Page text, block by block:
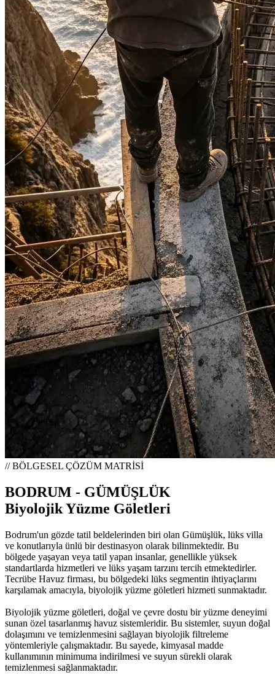
// BÖLGESEL ÇÖZÜM MATRİSİ
BODRUM - GÜMÜŞLÜK
Biyolojik Yüzme Göletleri
Bodrum'un gözde tatil beldelerinden biri olan Gümüşlük, lüks villa
ve konutlarıyla ünlü bir destinasyon olarak bilinmektedir. Bu
bölgede yaşayan veya tatil yapan insanlar, genellikle yüksek
standartlarda hizmetleri ve lüks yaşam tarzını tercih etmektedirler.
Tecrübe Havuz firması, bu bölgedeki lüks segmentin ihtiyaçlarını
karşılamak amacıyla, biyolojik yüzme göletleri hizmeti sunmaktadır.
Biyolojik yüzme göletleri, doğal ve çevre dostu bir yüzme deneyimi
sunan özel tasarlanmış havuz sistemleridir. Bu sistemler, suyun doğal
dolaşımını ve temizlenmesini sağlayan biyolojik filtreleme
yöntemleriyle çalışmaktadır. Bu sayede, kimyasal madde
kullanımının minimuma indirilmesi ve suyun sürekli olarak
temizlenmesi sağlanmaktadır.